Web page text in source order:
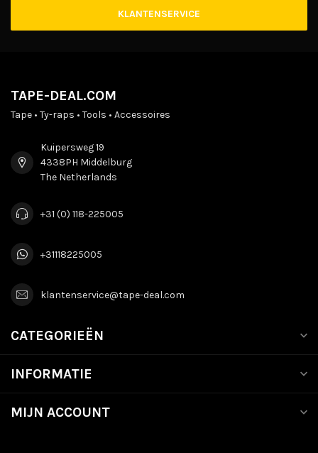
KLANTENSERVICE
TAPE-DEAL.COM
Tape • Ty-raps • Tools • Accessoires
Kuipersweg 19
4338PH Middelburg
The Netherlands
+31 (0) 118-225005
+31118225005
klantenservice@tape-deal.com
CATEGORIEËN
INFORMATIE
MIJN ACCOUNT